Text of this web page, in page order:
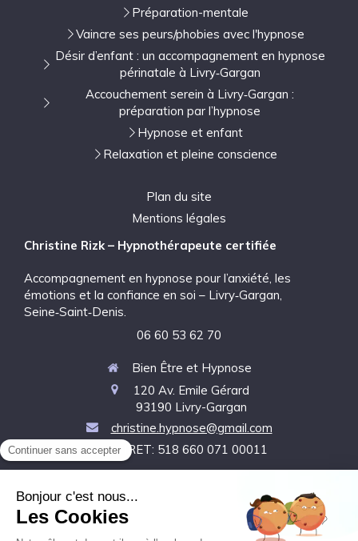
Préparation-mentale
Vaincre ses peurs/phobies avec l'hypnose
Désir d’enfant : un accompagnement en hypnose
périnatale à Livry‑Gargan
Accouchement serein à Livry‑Gargan :
préparation par l’hypnose
Hypnose et enfant
Relaxation et pleine conscience
Plan du site
Mentions légales
Christine Rizk – Hypnothérapeute certifiée
Accompagnement en hypnose pour l’anxiété, les
émotions et la confiance en soi – Livry‑Gargan,
Seine‑Saint‑Denis.
06 60 53 62 70
Bien Être et Hypnose
120 Av. Emile Gérard
93190 Livry-Gargan
christine.hypnose@gmail.com
SIRET: 518 660 071 00011
Le Mercredide 14hà16h
Le